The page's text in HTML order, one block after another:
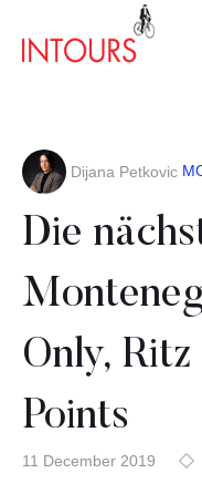
Dijana Petkovic
Die
Only,
Points
11 December 2019